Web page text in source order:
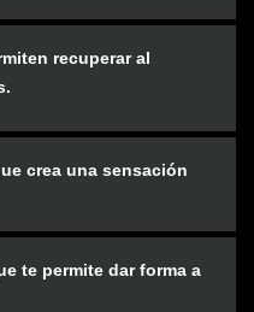
recuperar al
crea una sensación
te permite dar forma a